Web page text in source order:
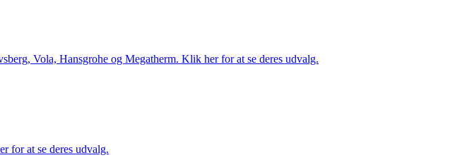
Vola, Hansgrohe og Megatherm. Klik her for at se deres udvalg.
for at se deres udvalg.